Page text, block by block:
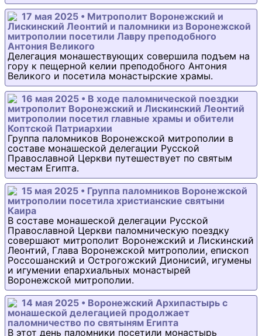
17 мая 2025 • Митрополит Воронежский и
Лискинский Леонтий и паломники из Воронежской
митрополии посетили Лавру преподобного
Антония Великого
Делегация монашествующих совершила подъем на
гору к пещерной келии преподобного Антония
Великого и посетила монастырские храмы.
16 мая 2025 • В ходе паломнической поездки
митрополит Воронежский и Лискинский Леонтий
митрополии посетил главные храмы и обители
Коптской Патриархии
Группа паломников Воронежской митрополии в
составе монашеской делегации Русской
Православной Церкви путешествует по святым
местам Египта.
15 мая 2025 • Группа паломников Воронежской
митрополии посетила христианские святыни
Каира
В составе монашеской делегации Русской
Православной Церкви паломническую поездку
совершают митрополит Воронежский и Лискинский
Леонтий, Глава Воронежской митрополии, епископ
Россошанский и Острогожский Дионисий, игумены
и игумении епархиальных монастырей
Воронежской митрополии.
14 мая 2025 • Воронежский Архипастырь с
монашеской делегацией продолжает
паломничество по святыням Египта
В этот день паломники посетили монастырь